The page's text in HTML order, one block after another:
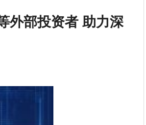
外部投资者 助力深